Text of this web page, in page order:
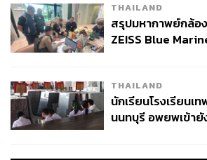
THAILAND
สรุปมหากาพย์กล้อ
ZEISS Blue
จ่ายหนี้-แอบระบุแบร
THAILAND
นักเรียนโรงเรียนเ
นนทบุรี อพยพเข้า